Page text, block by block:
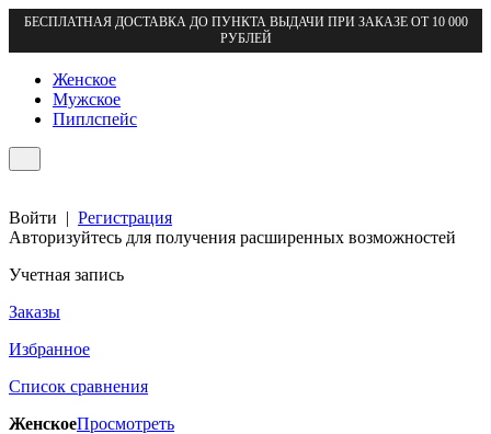
БЕСПЛАТНАЯ ДОСТАВКА ДО ПУНКТА ВЫДАЧИ ПРИ ЗАКАЗЕ ОТ 10 000
РУБЛЕЙ
Женское
Мужское
Пиплспейс
Войти | Регистрация
Авторизуйтесь для получения расширенных возможностей
Учетная запись
Заказы
Избранное
Список сравнения
ЖенскоеПросмотреть